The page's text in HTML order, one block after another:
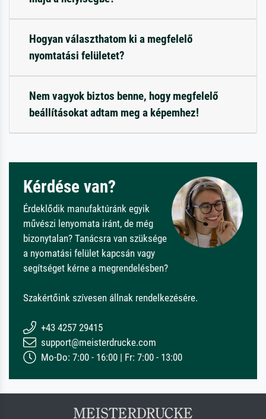
Hogyan választhatom ki a megfelelő
nyomtatási felületet?
Nem vagyok biztos benne, hogy megfelelő
beállításokat adtam meg a képemhez!
Kérdése van?
Érdeklődik manufaktúránk egyik
művészi lenyomata iránt, de még
bizonytalan? Tanácsra van szüksége
a nyomatási felület kapcsán vagy
segítséget kérne a megrendelésben?
Szakértőink szívesen állnak rendelkezésére.
+43 4257 29415
support@meisterdrucke.com
Mo-Do: 7:00 - 16:00 | Fr: 7:00 - 13:00